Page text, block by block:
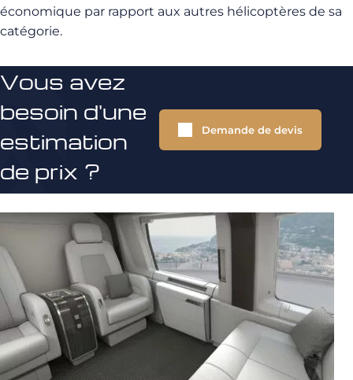
économique par rapport aux autres hélicoptères de sa
catégorie.
Vous avez
besoin d'une
estimation
de prix ?
Demande de devis